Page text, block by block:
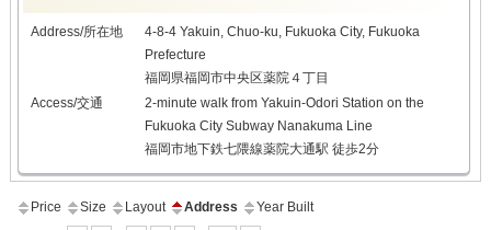
Address/所在地
4-8-4 Yakuin, Chuo-ku, Fukuoka City, Fukuoka
Prefecture
福岡県福岡市中央区薬院４丁目
Access/交通
2-minute walk from Yakuin-Odori Station on the
Fukuoka City Subway Nanakuma Line
福岡市地下鉄七隈線薬院大通駅 徒歩2分
Price Size Layout Address Year Built